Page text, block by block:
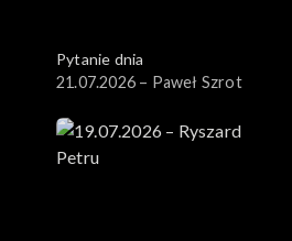
Pytanie dnia
21.07.2026 – Paweł Szrot